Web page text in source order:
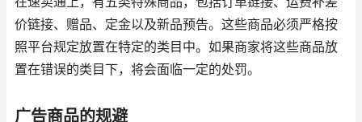
价链接、赠品、定金以及新品预告。这些商品必须严格按
照平台规定放置在特定的类目中。如果商家将这些商品放
置在错误的类目下，将会面临一定的处罚。
广告商品的规避